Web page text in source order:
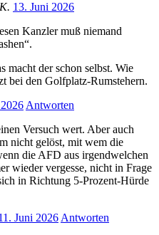
13. Juni 2026
Kanzler muß niemand
macht der schon selbst. Wie
bei den Golfplatz-Rumstehern.
Antworten
Versuch wert. Aber auch
nicht gelöst, mit wem die
die AFD aus irgendwelchen
wieder vergesse, nicht in Frage
in Richtung 5-Prozent-Hürde
Juni 2026Antworten